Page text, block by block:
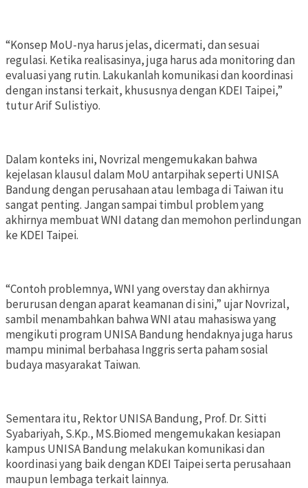
“Konsep MoU-nya harus jelas, dicermati, dan sesuai
regulasi. Ketika realisasinya, juga harus ada monitoring dan
evaluasi yang rutin. Lakukanlah komunikasi dan koordinasi
dengan instansi terkait, khususnya dengan KDEI Taipei,”
tutur Arif Sulistiyo.
Dalam konteks ini, Novrizal mengemukakan bahwa
kejelasan klausul dalam MoU antarpihak seperti UNISA
Bandung dengan perusahaan atau lembaga di Taiwan itu
sangat penting. Jangan sampai timbul problem yang
akhirnya membuat WNI datang dan memohon perlindungan
ke KDEI Taipei.
“Contoh problemnya, WNI yang overstay dan akhirnya
berurusan dengan aparat keamanan di sini,” ujar Novrizal,
sambil menambahkan bahwa WNI atau mahasiswa yang
mengikuti program UNISA Bandung hendaknya juga harus
mampu minimal berbahasa Inggris serta paham sosial
budaya masyarakat Taiwan.
Sementara itu, Rektor UNISA Bandung, Prof. Dr. Sitti
Syabariyah, S.Kp., MS.Biomed mengemukakan kesiapan
kampus UNISA Bandung melakukan komunikasi dan
koordinasi yang baik dengan KDEI Taipei serta perusahaan
maupun lembaga terkait lainnya.